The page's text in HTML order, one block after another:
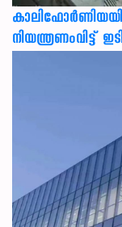
നിയന്ത്രണംവിട്ട്